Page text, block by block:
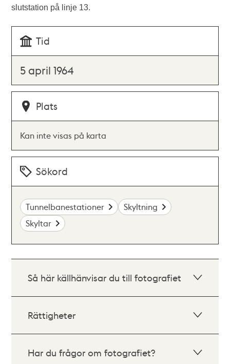
slutstation på linje 13.
Tid
5 april 1964
Plats
Kan inte visas på karta
Sökord
Tunnelbanestationer
Skyltning
Skyltar
Så här källhänvisar du till fotografiet
Rättigheter
Har du frågor om fotografiet?